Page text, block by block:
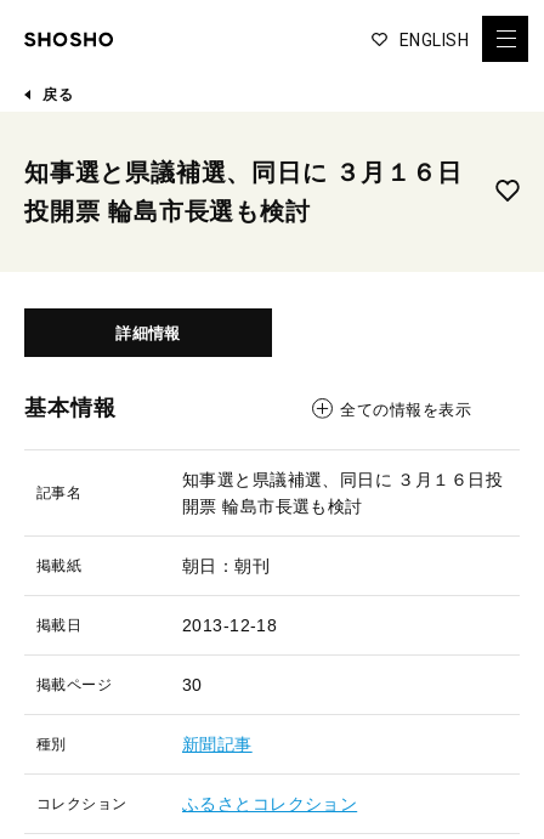
ENGLISH
戻る
知事選と県議補選、同日に ３月１６日
投開票 輪島市長選も検討
詳細情報
基本情報 全ての情報を表示
記事名
知事選と県議補選、同日に ３月１６日投
開票 輪島市長選も検討
掲載紙 朝日：朝刊
掲載日 2013-12-18
掲載ページ 30
種別 新聞記事
コレクション ふるさとコレクション